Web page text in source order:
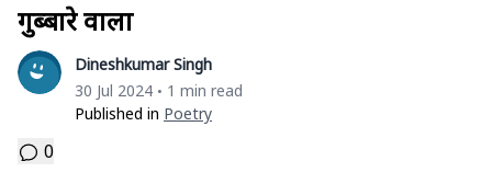
गुब्बारे वाला
Dineshkumar Singh
30 Jul 2024 • 1 min read
Published in Poetry
0